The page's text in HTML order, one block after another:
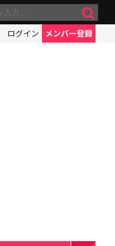
ログイン メンバー登録